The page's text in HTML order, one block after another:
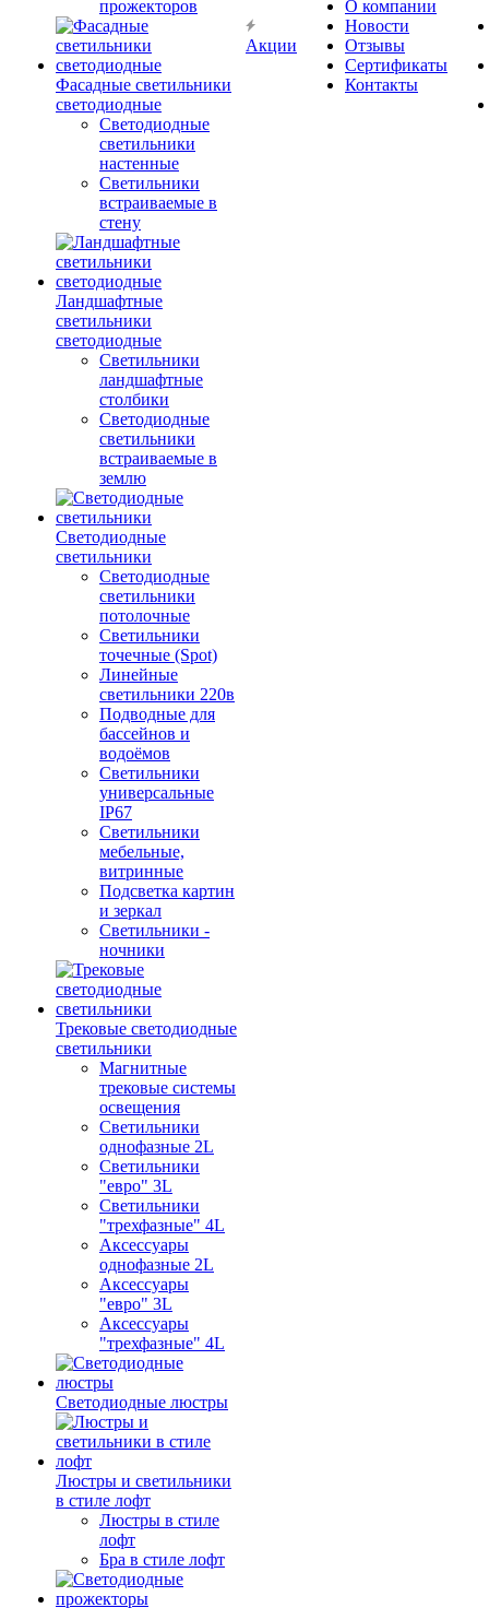
прожекторов
Фасадные светильники
светодиодные
Светодиодные
светильники
настенные
Светильники
встраиваемые в
стену
Ландшафтные
светильники
светодиодные
Светильники
ландшафтные
столбики
Светодиодные
светильники
встраиваемые в
землю
Светодиодные
светильники
Светодиодные
светильники
потолочные
Светильники
точечные (Spot)
Линейные
светильники 220в
Подводные для
бассейнов и
водоёмов
Светильники
универсальные
IP67
Светильники
мебельные,
витринные
Подсветка картин
и зеркал
Светильники -
ночники
Трековые светодиодные
светильники
Магнитные
трековые системы
освещения
Светильники
однофазные 2L
Светильники
"евро" 3L
Светильники
"трехфазные" 4L
Аксессуары
однофазные 2L
Аксессуары
"евро" 3L
Аксессуары
"трехфазные" 4L
Светодиодные люстры
Люстры и светильники
в стиле лофт
Люстры в стиле
лофт
Бра в стиле лофт
Акции
О компании
Новости
Отзывы
Сертификаты
Контакты